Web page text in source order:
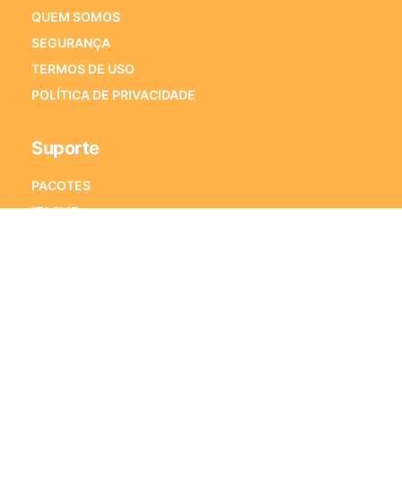
QUEM SOMOS
SEGURANÇA
TERMOS DE USO
POLÍTICA DE PRIVACIDADE
Suporte
PACOTES
ITA/IME